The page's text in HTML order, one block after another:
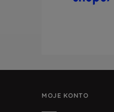
MOJE KONTO